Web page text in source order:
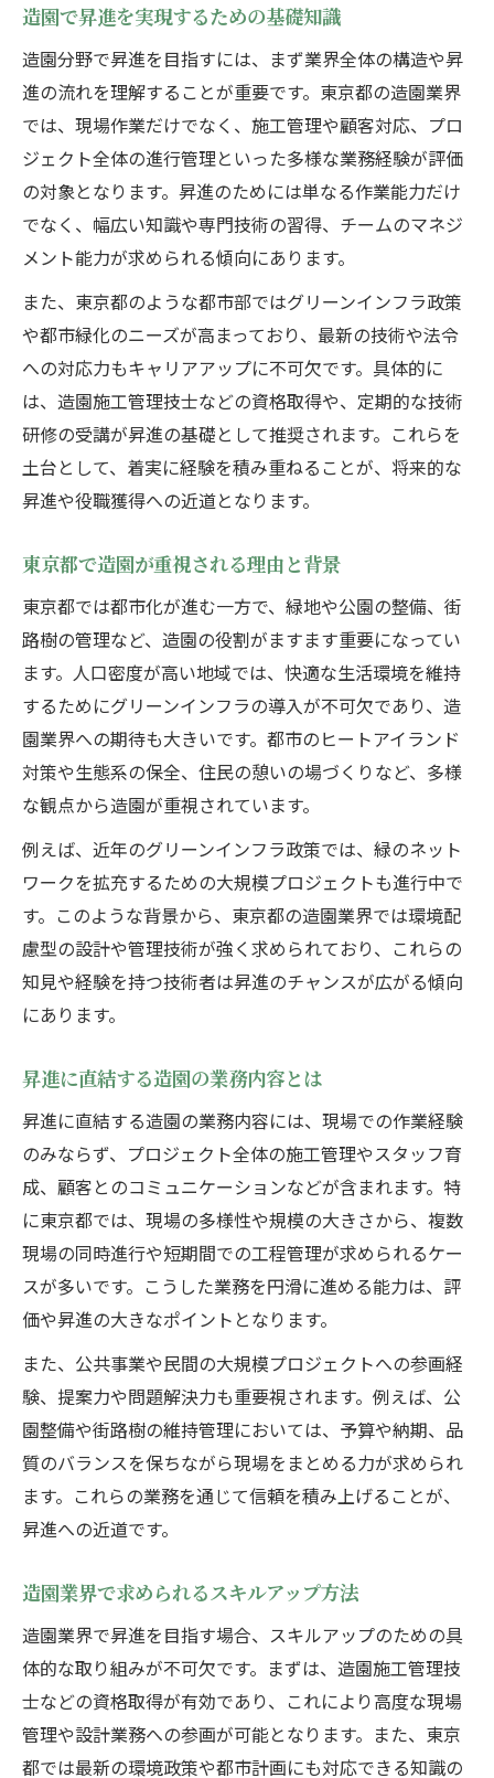
東京都の造園業界で求められる資質とは
造園分野で昇進を叶える人脈構築テクニッ
ク
造園キャリアアップのための自己成長ポイ
ント
都市造園で評価される実践スキルとは何か
都市造園で求められる実践的スキルの特徴
評価される造園技術と現場対応力の重要性
造園業界で活躍するためのスキル習得法
東京都の都市造園が注目する最新技術
実績につながる造園スキルの磨き方
造園分野で昇進を狙うなら今注目の働き方
造園分野で昇進を狙う注目の働き方とは
東京都の造園業界で選ばれる働き方の特徴
造園業界の柔軟な働き方とキャリア形成
今後主流となる造園分野の働き方改革
現場経験が光る造園キャリア形成の秘訣
造園現場経験を昇進に活かすコツと工夫
キャリア形成に役立つ造園現場の学び方
東京都の造園現場で必要な経験とは何か
現場経験が昇進に直結する理由を解説
造園分野で差がつく現場経験の積み重ね
評価される東京都の造園技術習得ポイント
東京都で評価される造園技術の習得方法
昇進を後押しする造園技術の学び直し
造園技術のアップデートが昇進に重要な訳
現場で生きる東京都造園のスキル向上術
造園で昇進を実現するための基礎知識
造園分野で昇進を目指すには、まず業界全体の構造や昇
進の流れを理解することが重要です。東京都の造園業界
では、現場作業だけでなく、施工管理や顧客対応、プロ
ジェクト全体の進行管理といった多様な業務経験が評価
の対象となります。昇進のためには単なる作業能力だけ
でなく、幅広い知識や専門技術の習得、チームのマネジ
メント能力が求められる傾向にあります。
また、東京都のような都市部ではグリーンインフラ政策
や都市緑化のニーズが高まっており、最新の技術や法令
への対応力もキャリアアップに不可欠です。具体的に
は、造園施工管理技士などの資格取得や、定期的な技術
研修の受講が昇進の基礎として推奨されます。これらを
土台として、着実に経験を積み重ねることが、将来的な
昇進や役職獲得への近道となります。
東京都で造園が重視される理由と背景
東京都では都市化が進む一方で、緑地や公園の整備、街
路樹の管理など、造園の役割がますます重要になってい
ます。人口密度が高い地域では、快適な生活環境を維持
するためにグリーンインフラの導入が不可欠であり、造
園業界への期待も大きいです。都市のヒートアイランド
対策や生態系の保全、住民の憩いの場づくりなど、多様
な観点から造園が重視されています。
例えば、近年のグリーンインフラ政策では、緑のネット
ワークを拡充するための大規模プロジェクトも進行中で
す。このような背景から、東京都の造園業界では環境配
慮型の設計や管理技術が強く求められており、これらの
知見や経験を持つ技術者は昇進のチャンスが広がる傾向
にあります。
昇進に直結する造園の業務内容とは
昇進に直結する造園の業務内容には、現場での作業経験
のみならず、プロジェクト全体の施工管理やスタッフ育
成、顧客とのコミュニケーションなどが含まれます。特
に東京都では、現場の多様性や規模の大きさから、複数
現場の同時進行や短期間での工程管理が求められるケー
スが多いです。こうした業務を円滑に進める能力は、評
価や昇進の大きなポイントとなります。
また、公共事業や民間の大規模プロジェクトへの参画経
験、提案力や問題解決力も重要視されます。例えば、公
園整備や街路樹の維持管理においては、予算や納期、品
質のバランスを保ちながら現場をまとめる力が求められ
ます。これらの業務を通じて信頼を積み上げることが、
昇進への近道です。
造園業界で求められるスキルアップ方法
造園業界で昇進を目指す場合、スキルアップのための具
体的な取り組みが不可欠です。まずは、造園施工管理技
士などの資格取得が有効であり、これにより高度な現場
管理や設計業務への参画が可能となります。また、東京
都では最新の環境政策や都市計画にも対応できる知識の